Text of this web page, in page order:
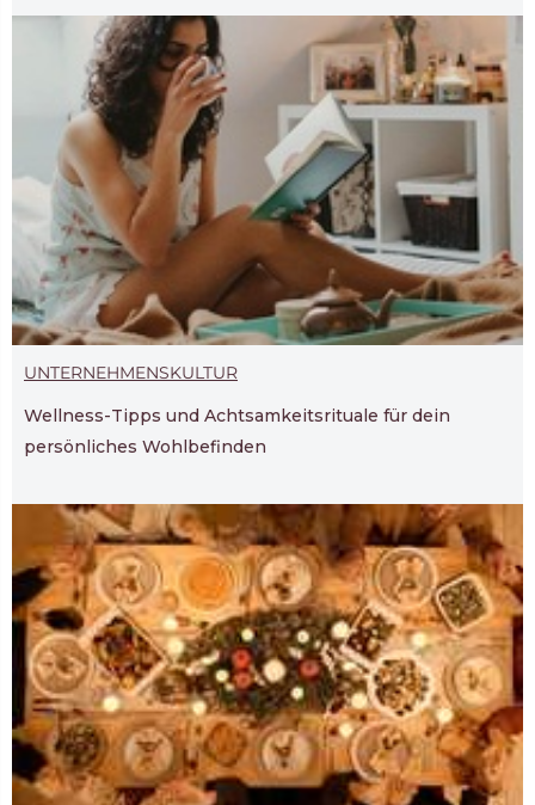
UNTERNEHMENSKULTUR
Wellness-Tipps und Achtsamkeitsrituale für dein
persönliches Wohlbefinden